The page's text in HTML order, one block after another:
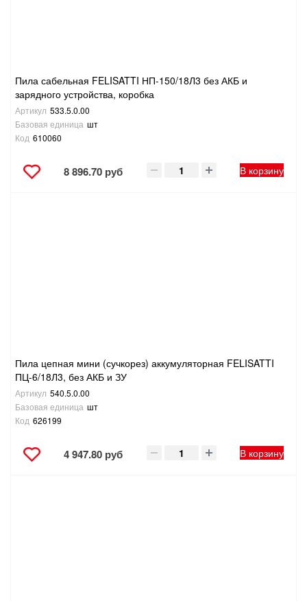
Пила сабельная FELISATTI НП-150/18Л3 без АКБ и
зарядного устройства, коробка
Артикул 533.5.0.00
Базовая единица шт
Код 610060
8 896.70 руб В корзину
Пила цепная мини (сучкорез) аккумуляторная FELISATTI
ПЦ-6/18Л3, без АКБ и ЗУ
Артикул 540.5.0.00
Базовая единица шт
Код 626199
4 947.80 руб В корзину